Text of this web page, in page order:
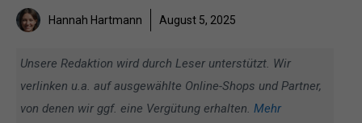
Hannah Hartmann August 5, 2025
Unsere Redaktion wird durch Leser unterstützt. Wir
verlinken u.a. auf ausgewählte Online-Shops und Partner,
von denen wir ggf. eine Vergütung erhalten. Mehr